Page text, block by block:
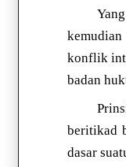
konflik
badan
beritikad
dasar